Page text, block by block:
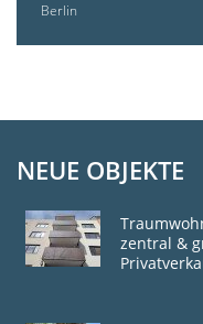
Berlin
NEUE OBJEKTE
zentral &